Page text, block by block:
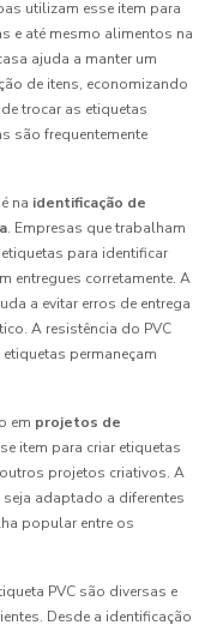
utilizam esse item para
e até mesmo alimentos na
ajuda a manter um
de itens, economizando
trocar as etiquetas
são frequentemente
na identificação de
. Empresas que trabalham
para identificar
entregues corretamente. A
a evitar erros de entrega
A resistência do PVC
permaneçam
em projetos de
item para criar etiquetas
projetos criativos. A
adaptado a diferentes
popular entre os
PVC são diversas e
Desde a identificação